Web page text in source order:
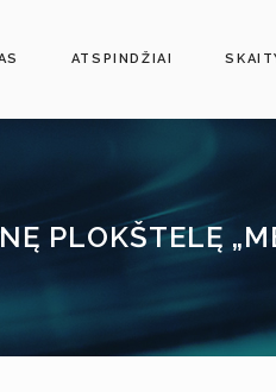
ATSPINDŽIAI
PLOKŠTELĘ